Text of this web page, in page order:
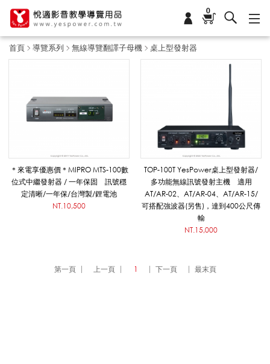
0
首頁 導覽系列 無線導覽翻譯子母機 桌上型發射器
上
型
＊來電享優惠價＊MIPRO MTS-100數
位式中繼發射器 / 一年保固 訊號穩
定清晰/一年保/台灣製/鋰電池
NT.10,500
TOP-100T YesPower桌上型發射器/
多功能無線訊號發射主機 適用
AT/AR-02、AT/AR-04、AT/AR-15/
可搭配強波器(另售)，達到400公尺傳
輸
NT.15,000
第一頁 上一頁 1 下一頁 最末頁